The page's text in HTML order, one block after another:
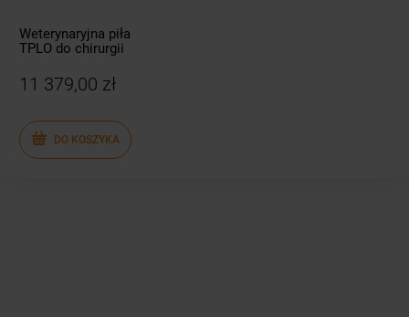
Weterynaryjna piła
TPLO do chirurgii
11 379,00 zł
DO KOSZYKA